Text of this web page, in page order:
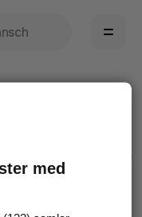
avhjälpa det.
och försök igen
med